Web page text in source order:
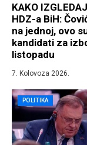
KAKO
HDZ-a BiH:
na jednoj, ovo
kandidati za
listopadu
7. Kolovoza 2026.
POLITIKA